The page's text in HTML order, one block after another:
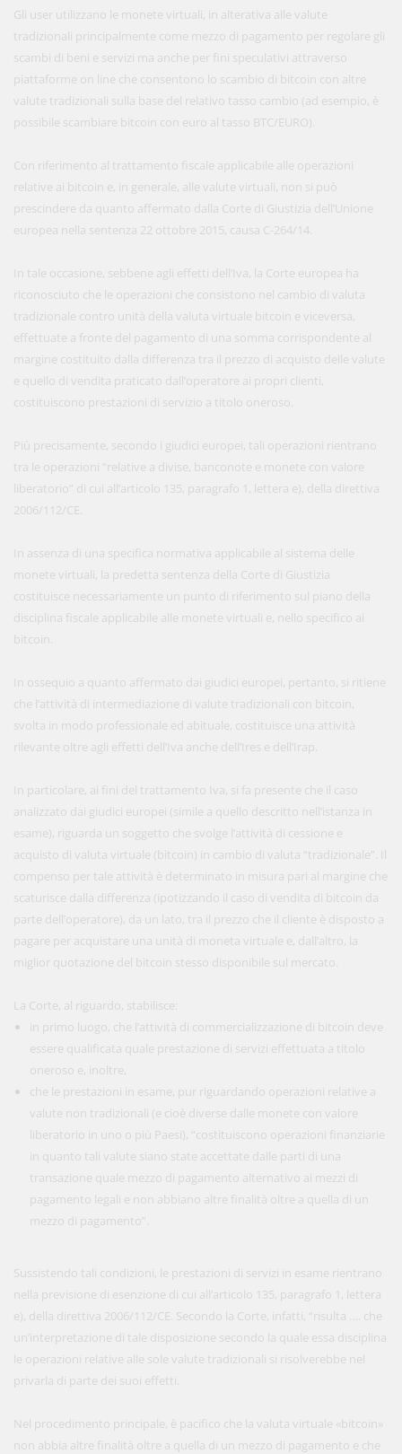
Gli user utilizzano le monete virtuali, in alterativa alle valute
tradizionali principalmente come mezzo di pagamento per regolare gli
scambi di beni e servizi ma anche per fini speculativi attraverso
piattaforme on line che consentono lo scambio di bitcoin con altre
valute tradizionali sulla base del relativo tasso cambio (ad esempio, è
possibile scambiare bitcoin con euro al tasso BTC/EURO).
Con riferimento al trattamento fiscale applicabile alle operazioni
relative ai bitcoin e, in generale, alle valute virtuali, non si può
prescindere da quanto affermato dalla Corte di Giustizia dell’Unione
europea nella sentenza 22 ottobre 2015, causa C-264/14.
In tale occasione, sebbene agli effetti dell’Iva, la Corte europea ha
riconosciuto che le operazioni che consistono nel cambio di valuta
tradizionale contro unità della valuta virtuale bitcoin e viceversa,
effettuate a fronte del pagamento di una somma corrispondente al
margine costituito dalla differenza tra il prezzo di acquisto delle valute
e quello di vendita praticato dall’operatore ai propri clienti,
costituiscono prestazioni di servizio a titolo oneroso.
Più precisamente, secondo i giudici europei, tali operazioni rientrano
tra le operazioni “relative a divise, banconote e monete con valore
liberatorio” di cui all’articolo 135, paragrafo 1, lettera e), della direttiva
2006/112/CE.
In assenza di una specifica normativa applicabile al sistema delle
monete virtuali, la predetta sentenza della Corte di Giustizia
costituisce necessariamente un punto di riferimento sul piano della
disciplina fiscale applicabile alle monete virtuali e, nello specifico ai
bitcoin.
In ossequio a quanto affermato dai giudici europei, pertanto, si ritiene
che l’attività di intermediazione di valute tradizionali con bitcoin,
svolta in modo professionale ed abituale, costituisce una attività
rilevante oltre agli effetti dell’Iva anche dell’Ires e dell’Irap.
In particolare, ai fini del trattamento Iva, si fa presente che il caso
analizzato dai giudici europei (simile a quello descritto nell’istanza in
esame), riguarda un soggetto che svolge l’attività di cessione e
acquisto di valuta virtuale (bitcoin) in cambio di valuta “tradizionale”. Il
compenso per tale attività è determinato in misura pari al margine che
scaturisce dalla differenza (ipotizzando il caso di vendita di bitcoin da
parte dell’operatore), da un lato, tra il prezzo che il cliente è disposto a
pagare per acquistare una unità di moneta virtuale e, dall’altro, la
miglior quotazione del bitcoin stesso disponibile sul mercato.
La Corte, al riguardo, stabilisce:
in primo luogo, che l’attività di commercializzazione di bitcoin deve
essere qualificata quale prestazione di servizi effettuata a titolo
oneroso e, inoltre,
che le prestazioni in esame, pur riguardando operazioni relative a
valute non tradizionali (e cioè diverse dalle monete con valore
liberatorio in uno o più Paesi), “costituiscono operazioni finanziarie
in quanto tali valute siano state accettate dalle parti di una
transazione quale mezzo di pagamento alternativo ai mezzi di
pagamento legali e non abbiano altre finalità oltre a quella di un
mezzo di pagamento”.
Sussistendo tali condizioni, le prestazioni di servizi in esame rientrano
nella previsione di esenzione di cui all’articolo 135, paragrafo 1, lettera
e), della direttiva 2006/112/CE. Secondo la Corte, infatti, “risulta …. che
un’interpretazione di tale disposizione secondo la quale essa disciplina
le operazioni relative alle sole valute tradizionali si risolverebbe nel
privarla di parte dei suoi effetti.
Nel procedimento principale, è pacifico che la valuta virtuale «bitcoin»
non abbia altre finalità oltre a quella di un mezzo di pagamento e che